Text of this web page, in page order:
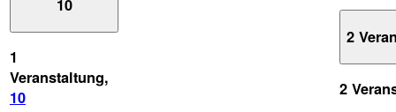
10
1
Veranstaltung,
10
2
2